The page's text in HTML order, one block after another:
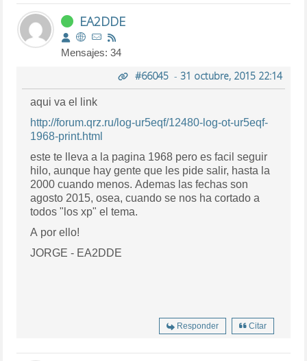
EA2DDE
Mensajes: 34
#66045- 31 octubre, 2015 22:14
aqui va el link
http://forum.qrz.ru/log-ur5eqf/12480-log-ot-ur5eqf-
1968-print.html
este te lleva a la pagina 1968 pero es facil seguir
hilo, aunque hay gente que les pide salir, hasta la
2000 cuando menos. Ademas las fechas son
agosto 2015, osea, cuando se nos ha cortado a
todos "los xp" el tema.
A por ello!
JORGE - EA2DDE
Responder Citar